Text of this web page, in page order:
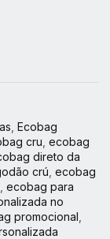
Ecobag
cru ecobag
direto da
crú ecobag
ecobag para
no
promocional